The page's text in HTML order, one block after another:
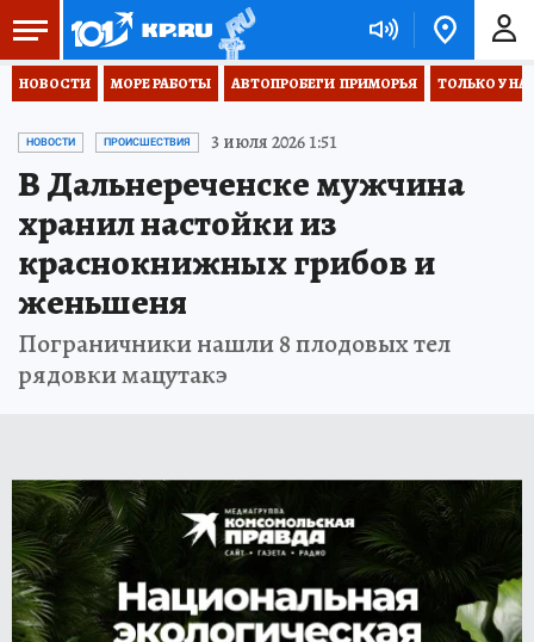
НОВОСТИ МОРЕ РАБОТЫ АВТОПРОБЕГИ  ПРИМОРЬЯ ТОЛЬКО У
НОВОСТИ ПРОИСШЕСТВИЯ 3 июля 2026 1:51
В Дальнереченске мужчина
хранил настойки из
краснокнижных грибов и
женьшеня
Пограничники нашли 8 плодовых тел
рядовки мацутакэ